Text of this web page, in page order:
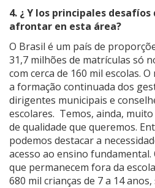
4. ¿ Y los principales
afrontar en esta área?
O Brasil é um país de
31,7 milhões de matrículas só
com cerca de 160 mil escolas.
a formação continuada dos
dirigentes municipais e
escolares. Temos, ainda,
de qualidade que queremos.
podemos destacar a
acesso ao ensino fundamental.
que permanecem fora da
680 mil crianças de 7 a 14